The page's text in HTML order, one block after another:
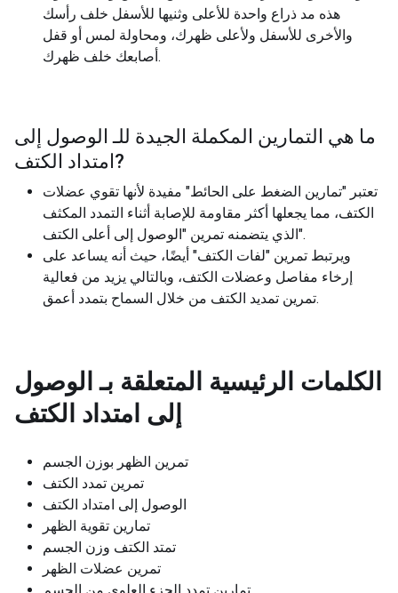
هذه مد ذراع واحدة للأعلى وثنيها للأسفل خلف رأسك
والأخرى للأسفل ولأعلى ظهرك، ومحاولة لمس أو قفل
أصابعك خلف ظهرك.
ما هي التمارين المكملة الجيدة للـ الوصول إلى
امتداد الكتف?
تعتبر "تمارين الضغط على الحائط" مفيدة لأنها تقوي عضلات
الكتف، مما يجعلها أكثر مقاومة للإصابة أثناء التمدد المكثف
الذي يتضمنه تمرين "الوصول إلى أعلى الكتف".
ويرتبط تمرين "لفات الكتف" أيضًا، حيث أنه يساعد على
إرخاء مفاصل وعضلات الكتف، وبالتالي يزيد من فعالية
تمرين تمديد الكتف من خلال السماح بتمدد أعمق.
الكلمات الرئيسية المتعلقة بـ الوصول
إلى امتداد الكتف
تمرين الظهر بوزن الجسم
تمرين تمدد الكتف
الوصول إلى امتداد الكتف
تمارين تقوية الظهر
تمتد الكتف وزن الجسم
تمرين عضلات الظهر